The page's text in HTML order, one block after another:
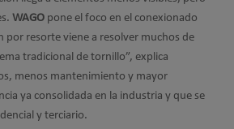
WAGO pone el foco en el conexionado
por resorte viene a resolver muchos de
tradicional de tornillo”, explica
menos mantenimiento y mayor
ya consolidada en la industria y que se
y terciario.